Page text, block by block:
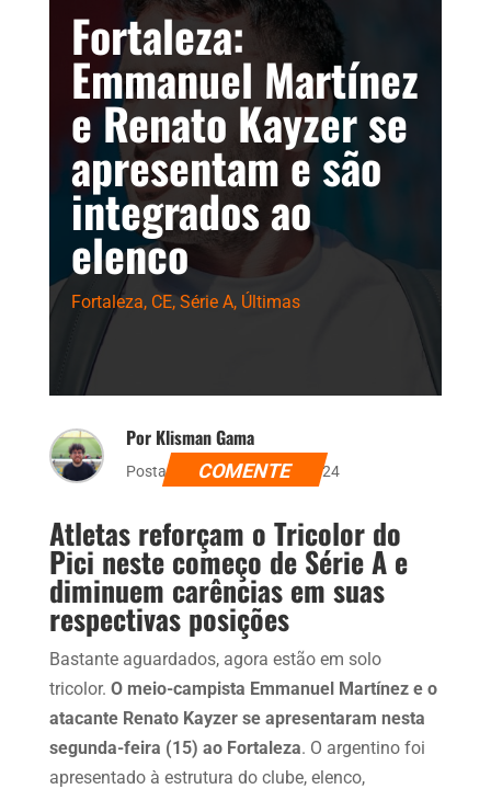
Fortaleza:
Emmanuel Martínez
e Renato Kayzer se
apresentam e são
integrados ao
elenco
Fortaleza, CE, Série A, Últimas
Por Klisman Gama
Postado dia 15 de abril de 2024
COMENTE
Atletas reforçam o Tricolor do
Pici neste começo de Série A e
diminuem carências em suas
respectivas posições
Bastante aguardados, agora estão em solo
tricolor. O meio-campista Emmanuel Martínez e o
atacante Renato Kayzer se apresentaram nesta
segunda-feira (15) ao Fortaleza. O argentino foi
apresentado à estrutura do clube, elenco,